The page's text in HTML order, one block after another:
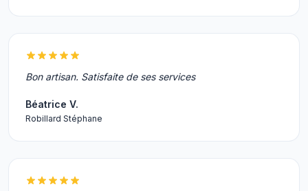
Bon artisan. Satisfaite de ses services
Béatrice V.
Robillard Stéphane